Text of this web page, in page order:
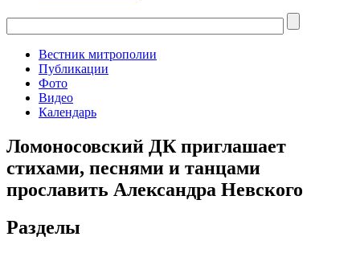
Вестник митрополии
Публикации
Фото
Видео
Календарь
Ломоносовский ДК приглашает
стихами, песнями и танцами
прославить Александра Невского
Разделы